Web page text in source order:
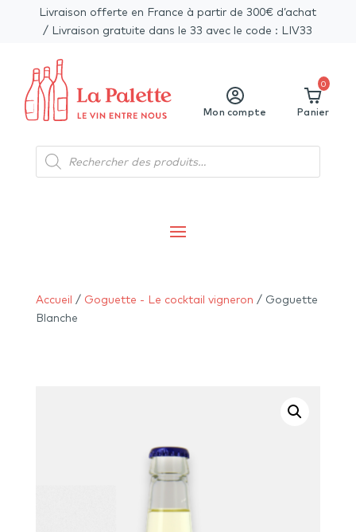
Livraison offerte en France à partir de 300€ d’achat
/ Livraison gratuite dans le 33 avec le code : LIV33
Mon compte Panier
0
Recherche
de
produits
Accueil / Goguette - Le cocktail vigneron / Goguette
Blanche